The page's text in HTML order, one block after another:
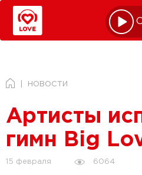
НОВОСТИ
Артисты
гимн Big
15 февраля 6064